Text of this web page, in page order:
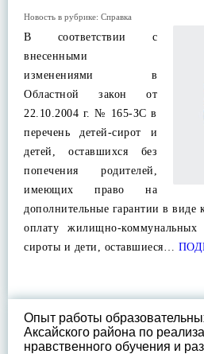
Новость в рубрике: Справка
В соответствии с
внесенными
изменениями в
Областной закон от
22.10.2004 г. № 165-ЗС в
перечень детей-сирот и
детей, оставшихся без
попечения родителей,
имеющих право на
дополнительные гарантии в виде
оплату жилищно-
сироты и дети, оставшиеся…
Опыт работы
Аксайского района по
нравственного обучения и